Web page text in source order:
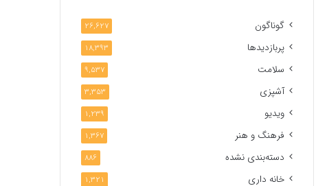
گوناگون 26,627
پربازدیدها 18,393
سلامت 9,537
آشپزی 3,353
ویدیو 1,239
فرهنگ و هنر 1,367
دسته‌بندی نشده 886
خانه داری 1,321